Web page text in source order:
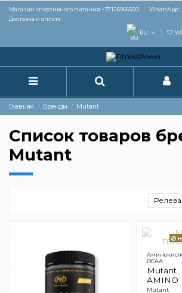
Магазин спортивного питания +37126966500 WhatsApp
Доставка и оплата
RU
Главная Бренды Mutant
Список товаров
Mutant
BCAA
Mutant
AMINO
Mutant